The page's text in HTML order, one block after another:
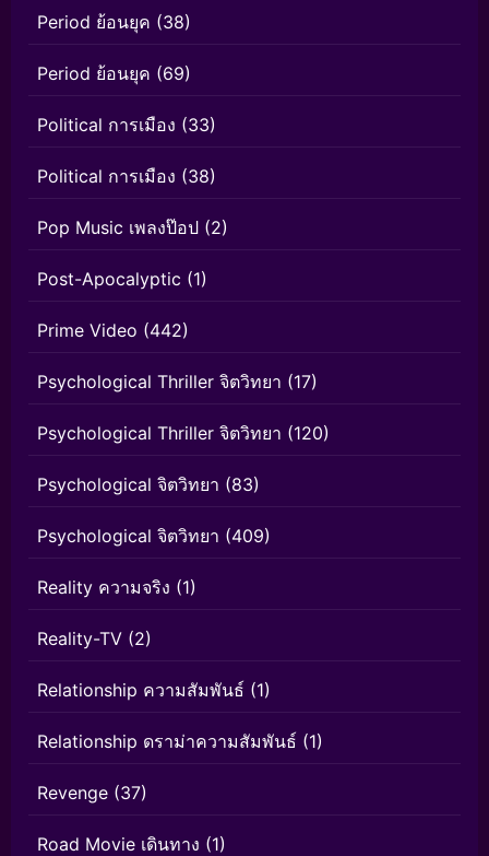
Period ย้อนยุค (38)
Period ย้อนยุค (69)
Political การเมือง (33)
Political การเมือง (38)
Pop Music เพลงป๊อป (2)
Post-Apocalyptic (1)
Prime Video (442)
Psychological Thriller จิตวิทยา (17)
Psychological Thriller จิตวิทยา (120)
Psychological จิตวิทยา (83)
Psychological จิตวิทยา (409)
Reality ความจริง (1)
Reality-TV (2)
Relationship ความสัมพันธ์ (1)
Relationship ดราม่าความสัมพันธ์ (1)
Revenge (37)
Road Movie เดินทาง (1)